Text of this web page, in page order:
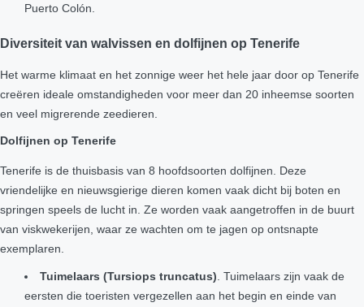
Puerto Colón.
Diversiteit van walvissen en dolfijnen op Tenerife
Het warme klimaat en het zonnige weer het hele jaar door op Tenerife
creëren ideale omstandigheden voor meer dan 20 inheemse soorten
en veel migrerende zeedieren.
Dolfijnen op Tenerife
Tenerife is de thuisbasis van 8 hoofdsoorten dolfijnen. Deze
vriendelijke en nieuwsgierige dieren komen vaak dicht bij boten en
springen speels de lucht in. Ze worden vaak aangetroffen in de buurt
van viskwekerijen, waar ze wachten om te jagen op ontsnapte
exemplaren.
Tuimelaars (Tursiops truncatus) . Tuimelaars zijn vaak de
eersten die toeristen vergezellen aan het begin en einde van